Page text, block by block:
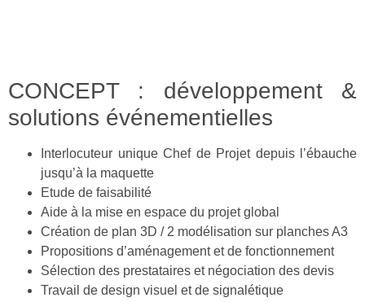
CONCEPT : développement &
solutions événementielles
Interlocuteur unique Chef de Projet depuis l’ébauche
jusqu’à la maquette
Etude de faisabilité
Aide à la mise en espace du projet global
Création de plan 3D / 2 modélisation sur planches A3
Propositions d’aménagement et de fonctionnement
Sélection des prestataires et négociation des devis
Travail de design visuel et de signalétique